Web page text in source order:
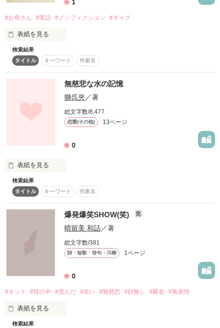
1
#お母さん #実話 #ノンフィクション #ギャグ
表紙を見る
キャッチコピー
「イケメンなら許せちゃうんですね……」
僕の母さんは、男尊女卑の激しい時代をくぐり抜けて来た強い
女性、フェミニスト系。
なので、ピンク系犯罪のニュースを見ると、ブチぎれます。
一方で面食いな人なので、イケメンに甘い傾向があり、母の審
判は、見ていて怖いです。
検索結果
タイトル
キーワード 作家名
無慈悲な水の記憶
獅呉夾／著
総文字数/8,477
恋愛(その他) 13ページ
0
表紙を見る
｢…俺は、やってない…｣
-一年前交通事故で記憶を失った俺は
ある'水'の夢を見た。
真っ暗な部屋に真っ暗な俺の記憶。
冷たい水の雫が頬に伝い墜ちる。
思い出すことを拒む俺の体。
｢、…大好きだよ…?殺したいくらい｣
記憶に写るのは真実か嘘か。
検索結果
タイトル
キーワード 作家名
爆発爆笑SHOW(笑) 完
晴留美 和話／著
総文字数/381
詩・短歌・俳句・川柳 1ページ
0
#ネット #世の中 #歪んだ #笑い #無慈悲 #顔無し #匿名 #無表情
表紙を見る
検索結果